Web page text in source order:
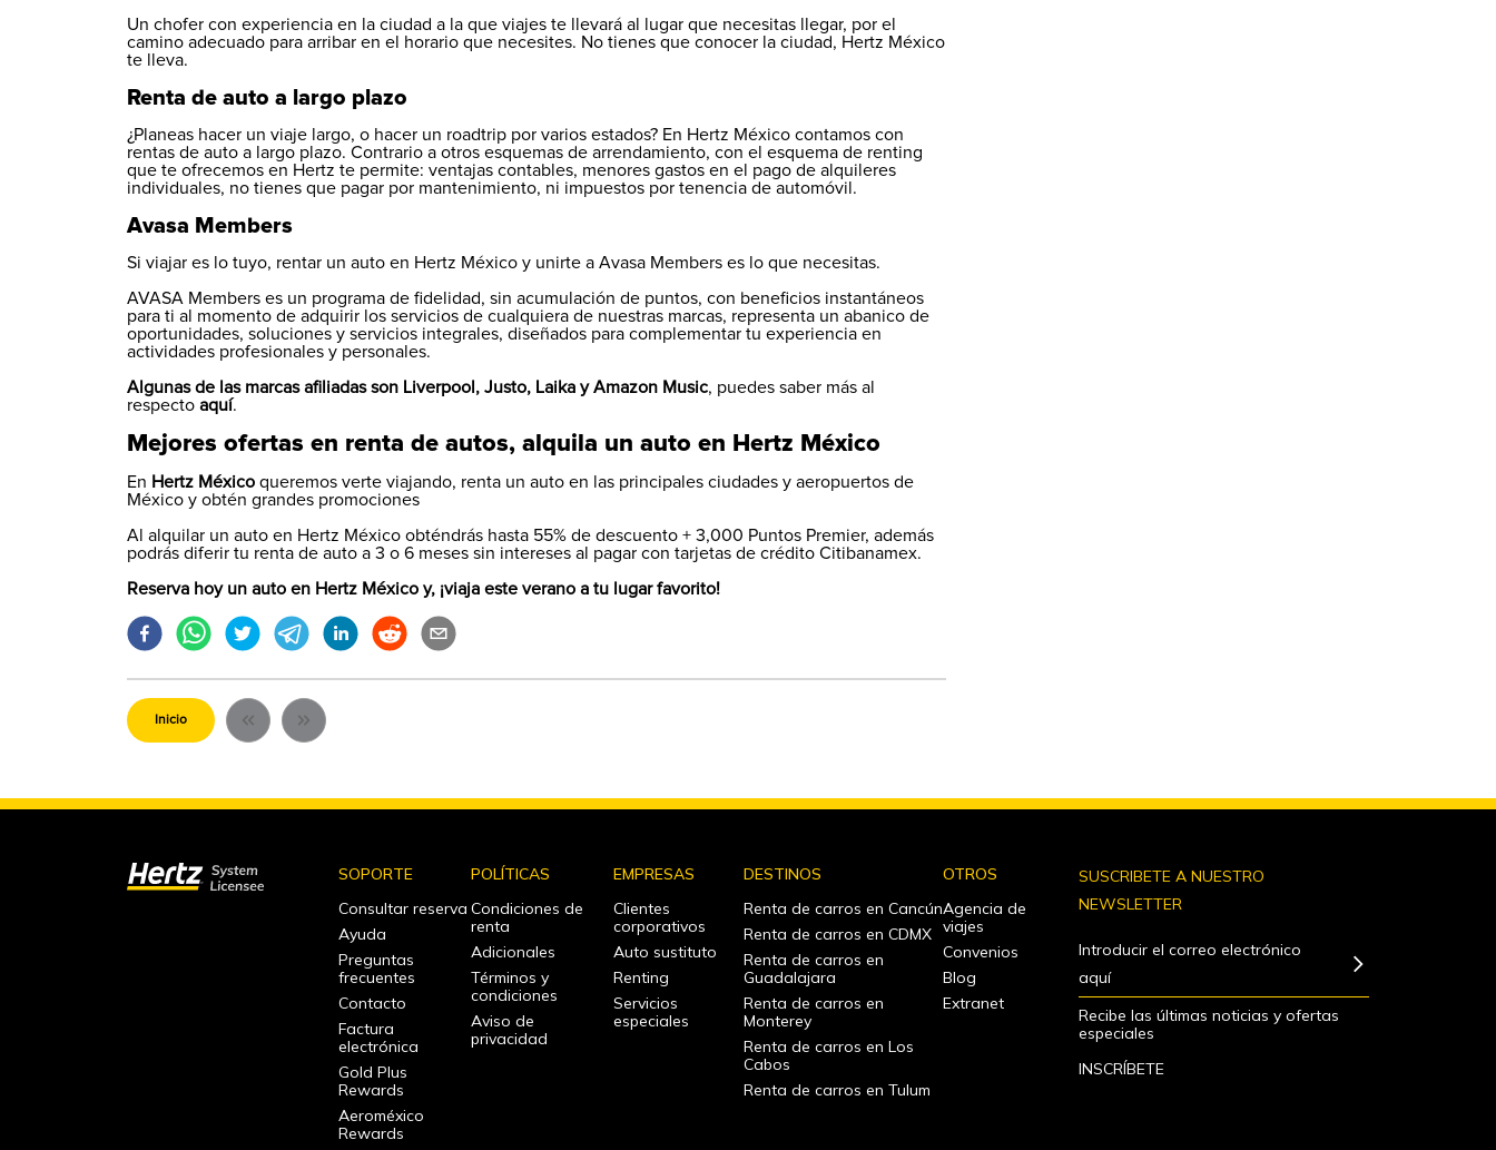
Un chofer con experiencia en la ciudad a la que viajes te llevará al lugar que necesitas llegar, por el
camino adecuado para arribar en el horario que necesites. No tienes que conocer la ciudad, Hertz México
te lleva.
Renta de auto a largo plazo
¿Planeas hacer un viaje largo, o hacer un roadtrip por varios estados? En Hertz México contamos con
rentas de auto a largo plazo. Contrario a otros esquemas de arrendamiento, con el esquema de renting
que te ofrecemos en Hertz te permite: ventajas contables, menores gastos en el pago de alquileres
individuales, no tienes que pagar por mantenimiento, ni impuestos por tenencia de automóvil.
Avasa Members
Si viajar es lo tuyo, rentar un auto en Hertz México y unirte a Avasa Members es lo que necesitas.
AVASA Members es un programa de fidelidad, sin acumulación de puntos, con beneficios instantáneos
para ti al momento de adquirir los servicios de cualquiera de nuestras marcas, representa un abanico de
oportunidades, soluciones y servicios integrales, diseñados para complementar tu experiencia en
actividades profesionales y personales.
Algunas de las marcas afiliadas son Liverpool, Justo, Laika y Amazon Music, puedes saber más al
respecto aquí.
Mejores ofertas en renta de autos, alquila un auto en Hertz México
En Hertz México queremos verte viajando, renta un auto en las principales ciudades y aeropuertos de
México y obtén grandes promociones
Al alquilar un auto en Hertz México obténdrás hasta 55% de descuento + 3,000 Puntos Premier, además
podrás diferir tu renta de auto a 3 o 6 meses sin intereses al pagar con tarjetas de crédito Citibanamex.
Reserva hoy un auto en Hertz México y, ¡viaja este verano a tu lugar favorito!
Inicio
SOPORTE
Consultar reserva
Ayuda
Preguntas
frecuentes
Contacto
Factura
electrónica
Gold Plus
Rewards
Aeroméxico
Rewards
POLÍTICAS
Condiciones de
renta
Adicionales
Términos y
condiciones
Aviso de
privacidad
EMPRESAS
Clientes
corporativos
Auto sustituto
Renting
Servicios
especiales
DESTINOS
Renta de carros en Cancún
Renta de carros en CDMX
Renta de carros en
Guadalajara
Renta de carros en
Monterey
Renta de carros en Los
Cabos
Renta de carros en Tulum
OTROS
Agencia de
viajes
Convenios
Blog
Extranet
SUSCRIBETE A NUESTRO
NEWSLETTER
Introducir el correo electrónico
aquí
Recibe las últimas noticias y ofertas
especiales
INSCRÍBETE